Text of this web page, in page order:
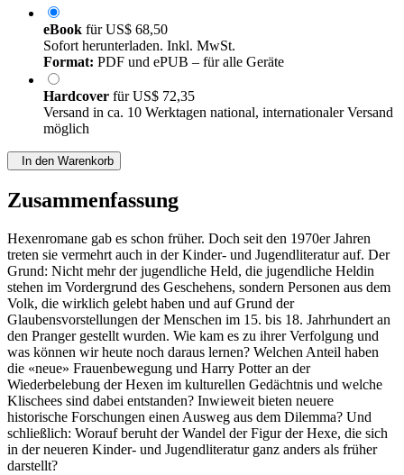
eBook fürUS$ 68,50
Sofort herunterladen. Inkl. MwSt.
Format: PDF und ePUB – für alle Geräte
Hardcover fürUS$ 72,35
Versand in ca. 10 Werktagen national, internationaler Versand
möglich
In den Warenkorb
Zusammenfassung
Hexenromane gab es schon früher. Doch seit den 1970er Jahren
treten sie vermehrt auch in der Kinder- und Jugendliteratur auf. Der
Grund: Nicht mehr der jugendliche Held, die jugendliche Heldin
stehen im Vordergrund des Geschehens, sondern Personen aus dem
Volk, die wirklich gelebt haben und auf Grund der
Glaubensvorstellungen der Menschen im 15. bis 18. Jahrhundert an
den Pranger gestellt wurden. Wie kam es zu ihrer Verfolgung und
was können wir heute noch daraus lernen? Welchen Anteil haben
die «neue» Frauenbewegung und Harry Potter an der
Wiederbelebung der Hexen im kulturellen Gedächtnis und welche
Klischees sind dabei entstanden? Inwieweit bieten neuere
historische Forschungen einen Ausweg aus dem Dilemma? Und
schließlich: Worauf beruht der Wandel der Figur der Hexe, die sich
in der neueren Kinder- und Jugendliteratur ganz anders als früher
darstellt?